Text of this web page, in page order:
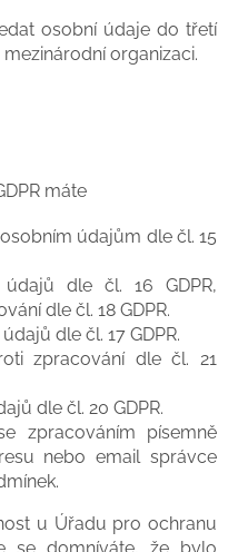
osobní údaje do třetí
organizaci.
máte
údajům dle čl. 15
dle čl. 16 GDPR,
dle čl. 18 GDPR.
dle čl. 17 GDPR.
zpracování dle čl. 21
dle čl. 20 GDPR.
zpracováním písemně
nebo email správce
u Úřadu pro ochranu